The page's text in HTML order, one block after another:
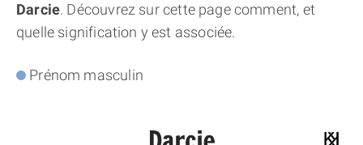
Darcie. Découvrez sur cette page comment, et
quelle signification y est associée.
Prénom masculin
THÈME NUMÉROLOGIQUE APPROFONDI
THÈME TEMPOREL